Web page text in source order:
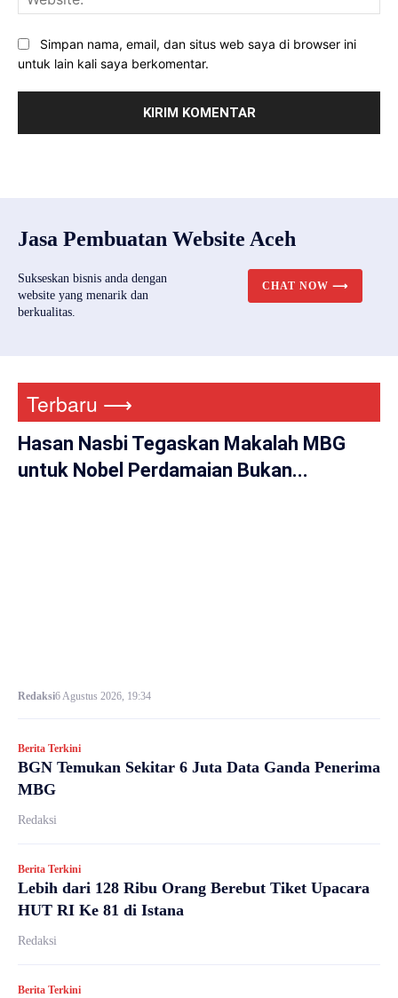
Simpan nama, email, dan situs web saya di browser ini
untuk lain kali saya berkomentar.
Jasa Pembuatan Website Aceh
Sukseskan bisnis anda dengan
website yang menarik dan
berkualitas.
CHAT NOW ⟶
Terbaru ⟶
Hasan Nasbi Tegaskan Makalah MBG
untuk Nobel Perdamaian Bukan...
Redaksi6 Agustus 2026, 19:34
Berita Terkini
BGN Temukan Sekitar 6 Juta Data Ganda Penerima
MBG
Redaksi
Berita Terkini
Lebih dari 128 Ribu Orang Berebut Tiket Upacara
HUT RI Ke 81 di Istana
Redaksi
Berita Terkini